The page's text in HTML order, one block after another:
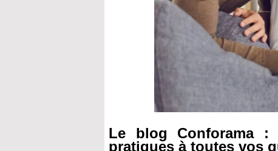
Le blog Conforama :
pratiques à toutes vos